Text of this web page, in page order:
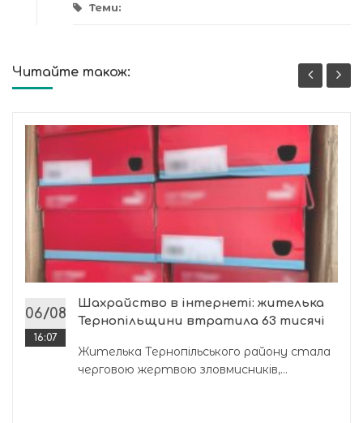
Теми:
Читайте також:
06/08
16:07
Шахрайство в інтернеті: жителька
Тернопільщини втратила 63 тисячі
Жителька Тернопільського району стала
черговою жертвою зловмисників,...